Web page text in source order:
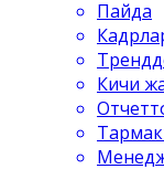
Пайда
Кичи